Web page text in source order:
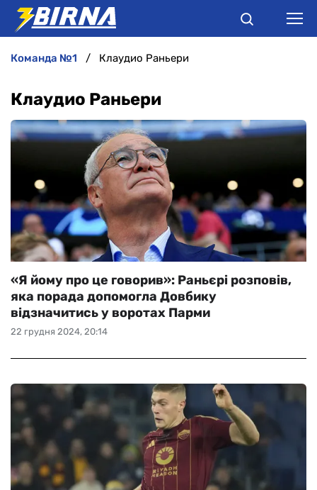
АНАЛІТИКА
РІЗНЕ
БУКМЕКЕРИ
команда №1 Клаудио Раньери
Клаудио Раньери
22 грудня 2024, 20:14
«Я йому про це говорив»: Раньєрі розповів,
яка порада допомогла Довбику
відзначитись у воротах Парми